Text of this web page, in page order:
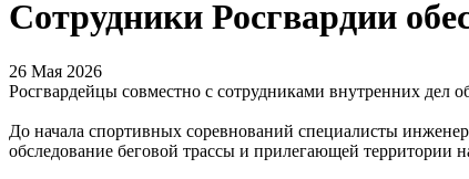
Сотрудники Росгвардии
26 Мая 2026
Росгвардейцы совместно с сотрудниками внутренних дел
До начала спортивных соревнований специалисты
обследование беговой трассы и прилегающей территории